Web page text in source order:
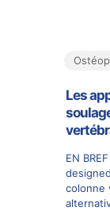
Les
EN
colonne